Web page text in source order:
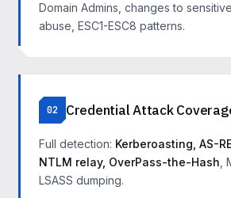
Domain Admins, changes to
abuse, ESC1-ESC8 patterns.
02 Credential Attack
Full detection: Kerberoasting, AS-
NTLM relay, OverPass-the-Hash
LSASS dumping.